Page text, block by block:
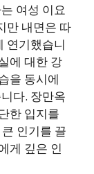
여성 이요
만 내면은 따
연기했습니
에 대한 강
을 동시에
다. 장만옥
한 입지를
인기를 끌
게 깊은 인